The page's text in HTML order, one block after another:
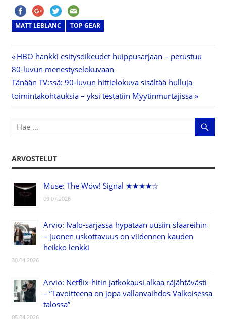
MATT LEBLANC TOP GEAR
Artikkelien
selaus
Previous
Post:
HBO hankki esitysoikeudet huippusarjaan – perustuu
80-luvun menestyselokuvaan
Next
Post:
Tänään TV:ssä: 90-luvun hittielokuva sisältää hulluja
toimintakohtauksia – yksi testatiin Myytinmurtajissa
ARVOSTELUT
Muse: The Wow! Signal ★★★★☆
09.07.2026
Arvio: Ivalo-sarjassa hypätään uusiin sfääreihin
– juonen uskottavuus on viidennen kauden
heikko lenkki
30.04.2026
Arvio: Netflix-hitin jatkokausi alkaa räjähtävästi
– ”Tavoitteena on jopa vallanvaihdos Valkoisessa
talossa”
05.04.2026